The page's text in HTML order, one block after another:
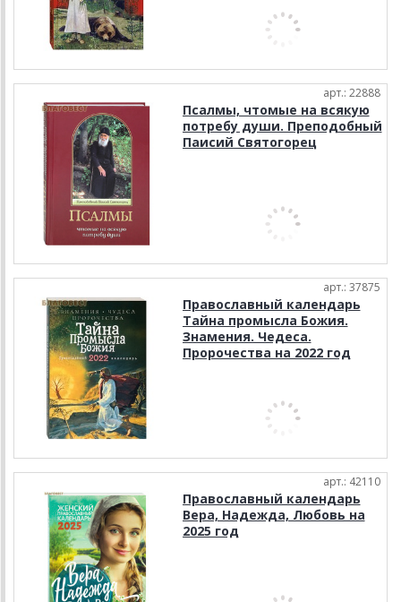
арт.: 22888
Псалмы, чтомые на всякую
потребу души. Преподобный
Паисий Святогорец
арт.: 37875
Православный календарь
Тайна промысла Божия.
Знамения. Чедеса.
Пророчества на 2022 год
арт.: 42110
Православный календарь
Вера, Надежда, Любовь на
2025 год